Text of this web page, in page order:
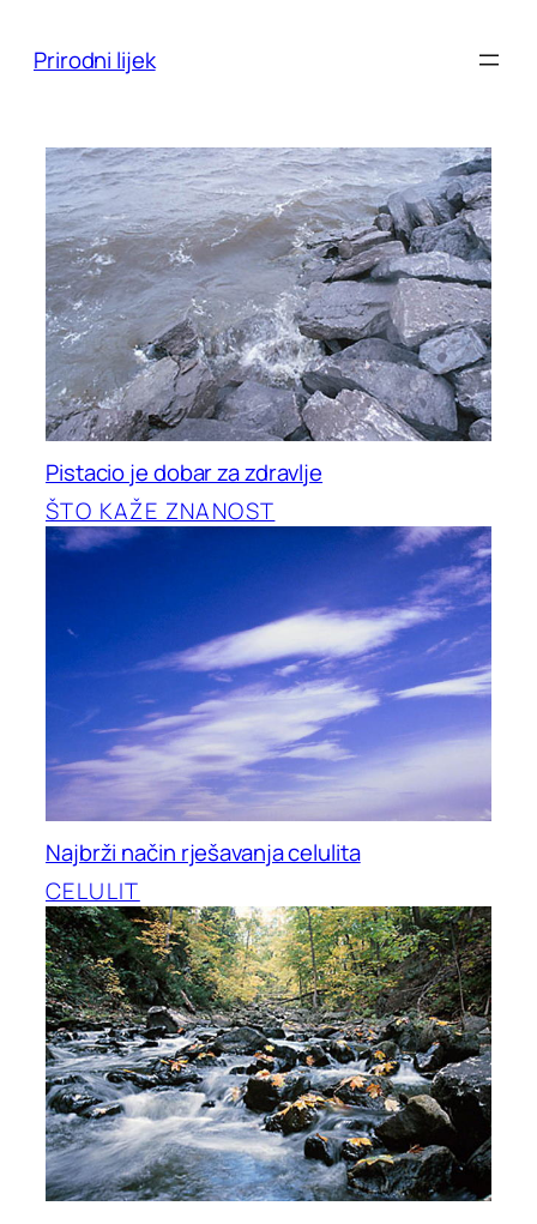
Prirodni lijek
Pistacio je dobar za zdravlje
ŠTO KAŽE ZNANOST
Najbrži način rješavanja celulita
CELULIT